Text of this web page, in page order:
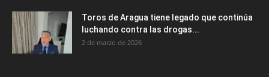
Toros de Aragua tiene legado que continúa
luchando contra las drogas...
2 de marzo de 2026